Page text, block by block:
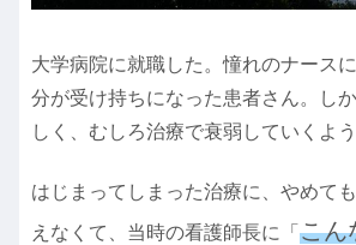
大学病院に就職した。憧れのナース
分が受け持ちになった患者さん。し
しく、むしろ治療で衰弱していくよ
はじまってしまった治療に、やめて
えなくて、当時の看護師長に「 こん